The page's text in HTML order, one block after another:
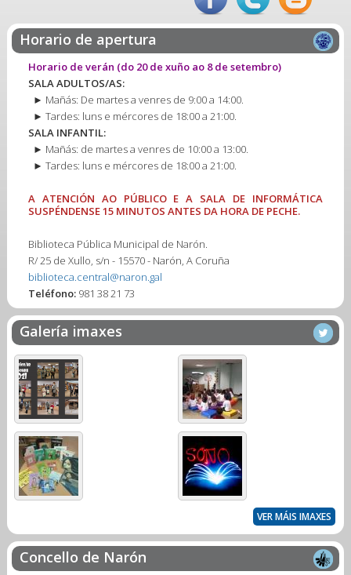
Horario de apertura
Horario de verán (do 20 de xuño ao 8 de setembro)
SALA ADULTOS/AS:
► Mañás: De martes a venres de 9:00 a 14:00.
► Tardes: luns e mércores de 18:00 a 21:00.
SALA INFANTIL:
► Mañás: de martes a venres de 10:00 a 13:00.
► Tardes: luns e mércores de 18:00 a 21:00.
A ATENCIÓN AO PÚBLICO E A SALA DE INFORMÁTICA
SUSPÉNDENSE 15 MINUTOS ANTES DA HORA DE PECHE.
Biblioteca Pública Municipal de Narón.
R/ 25 de Xullo, s/n - 15570 - Narón, A Coruña
biblioteca.central@naron.gal
Teléfono:981 38 21 73
Galería imaxes
VER MÁIS IMAXES
Concello de Narón